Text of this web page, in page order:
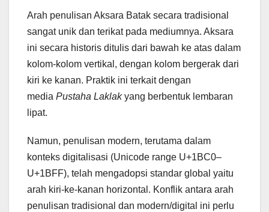
Arah penulisan Aksara Batak secara tradisional
sangat unik dan terikat pada mediumnya. Aksara
ini secara historis ditulis dari bawah ke atas dalam
kolom-kolom vertikal, dengan kolom bergerak dari
kiri ke kanan. Praktik ini terkait dengan
media Pustaha Laklakyang berbentuk lembaran
lipat.
Namun, penulisan modern, terutama dalam
konteks digitalisasi (Unicode range U+1BC0–
U+1BFF), telah mengadopsi standar global yaitu
arah kiri-ke-kanan horizontal. Konflik antara arah
penulisan tradisional dan modern/digital ini perlu